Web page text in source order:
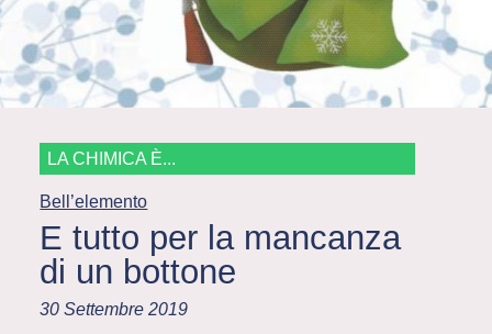
LA CHIMICA È...
Bell’elemento
E tutto per la mancanza
di un bottone
30 Settembre 2019